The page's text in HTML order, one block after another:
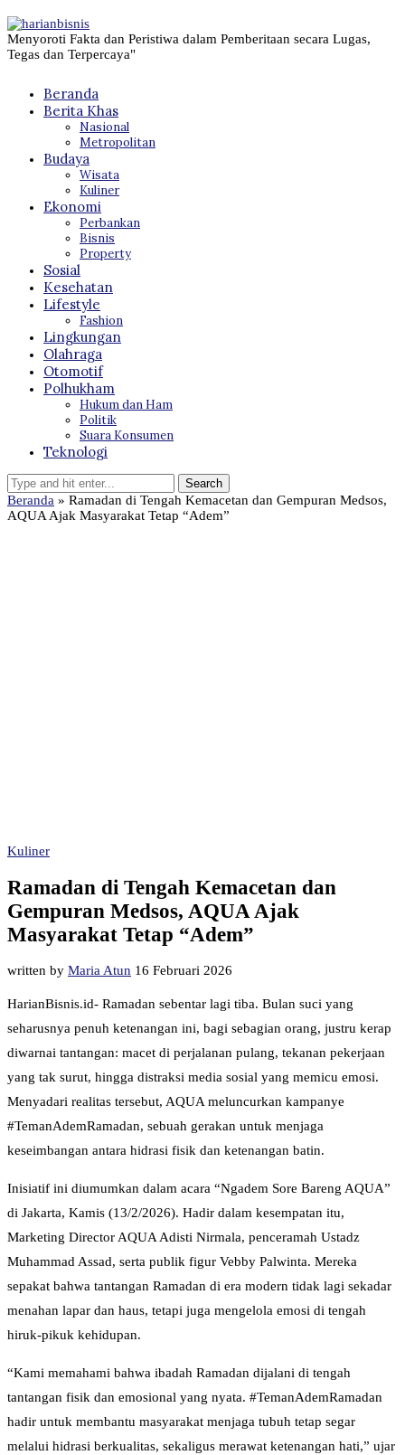
Menyoroti Fakta dan Peristiwa dalam Pemberitaan secara Lugas,
Tegas dan Terpercaya"
Beranda
Berita Khas
Nasional
Metropolitan
Budaya
Wisata
Kuliner
Ekonomi
Perbankan
Bisnis
Property
Sosial
Kesehatan
Lifestyle
Fashion
Lingkungan
Olahraga
Otomotif
Polhukham
Hukum dan Ham
Politik
Suara Konsumen
Teknologi
Beranda » Ramadan di Tengah Kemacetan dan Gempuran Medsos,
AQUA Ajak Masyarakat Tetap “Adem”
Kuliner
Ramadan di Tengah Kemacetan dan
Gempuran Medsos, AQUA Ajak
Masyarakat Tetap “Adem”
written by Maria Atun 16 Februari 2026
HarianBisnis.id- Ramadan sebentar lagi tiba. Bulan suci yang
seharusnya penuh ketenangan ini, bagi sebagian orang, justru kerap
diwarnai tantangan: macet di perjalanan pulang, tekanan pekerjaan
yang tak surut, hingga distraksi media sosial yang memicu emosi.
Menyadari realitas tersebut, AQUA meluncurkan kampanye
#TemanAdemRamadan, sebuah gerakan untuk menjaga
keseimbangan antara hidrasi fisik dan ketenangan batin.
Inisiatif ini diumumkan dalam acara “Ngadem Sore Bareng AQUA”
di Jakarta, Kamis (13/2/2026). Hadir dalam kesempatan itu,
Marketing Director AQUA Adisti Nirmala, penceramah Ustadz
Muhammad Assad, serta publik figur Vebby Palwinta. Mereka
sepakat bahwa tantangan Ramadan di era modern tidak lagi sekadar
menahan lapar dan haus, tetapi juga mengelola emosi di tengah
hiruk-pikuk kehidupan.
“Kami memahami bahwa ibadah Ramadan dijalani di tengah
tantangan fisik dan emosional yang nyata. #TemanAdemRamadan
hadir untuk membantu masyarakat menjaga tubuh tetap segar
melalui hidrasi berkualitas, sekaligus merawat ketenangan hati,” ujar